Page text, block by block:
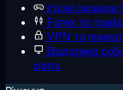
Ігрові сервери
Forex та
VPN та
Віддалена
спить